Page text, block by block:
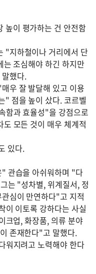
높이 평가하는 건 안전함
"지하철이나 거리에서 단
조심해야 하긴 하지만
했다.
우 잘 발달해 있고 이용
" 점을 높이 샀다. 코르벨
함과 효율성"을 강점으로
모든 것이 매우 체계적
있다.
관습을 아쉬워하며 "다
는 "성차별, 위계질서, 정
심이 만연하다"고 지적
이 이토록 강하다는 사실
크업, 화장품, 의류 분야
존재한다"고 말했다.
워지려고 노력해야 한다